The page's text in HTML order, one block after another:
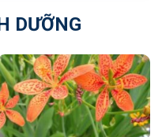
DƯỠNG